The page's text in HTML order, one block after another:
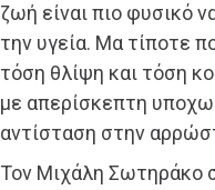
ζωή είναι πιο φυσικό
την υγεία. Μα τίποτε
τόση θλίψη και τόση
με απερίσκεπτη
αντίσταση στην
Τον Μιχάλη Σωτηράκο